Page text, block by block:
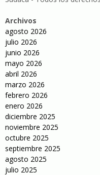
Archivos
agosto 2026
julio 2026
junio 2026
mayo 2026
abril 2026
marzo 2026
febrero 2026
enero 2026
diciembre 2025
noviembre 2025
octubre 2025
septiembre 2025
agosto 2025
julio 2025